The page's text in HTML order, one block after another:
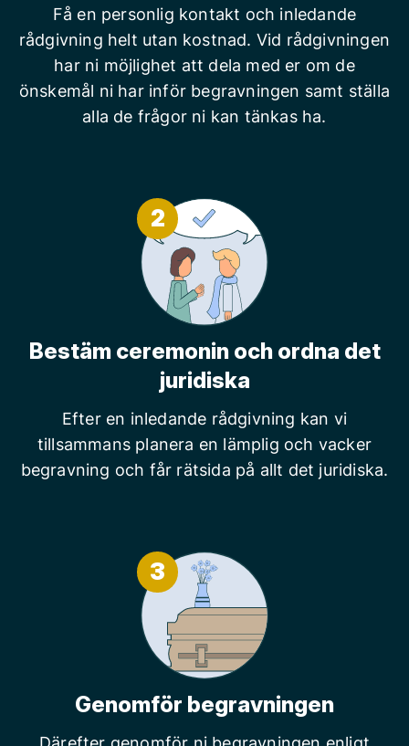
Få en personlig kontakt och inledande
rådgivning helt utan kostnad. Vid rådgivningen
har ni möjlighet att dela med er om de
önskemål ni har inför begravningen samt ställa
alla de frågor ni kan tänkas ha.
2
Bestäm ceremonin och ordna det
juridiska
Efter en inledande rådgivning kan vi
tillsammans planera en lämplig och vacker
begravning och får rätsida på allt det juridiska.
3
Genomför begravningen